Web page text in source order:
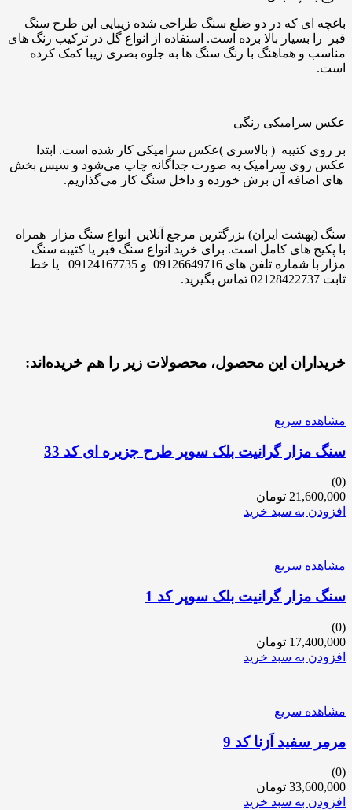
باغچه ای که در دو ضلع سنگ طراحی شده زیبایی این طرح سنگ
قبر را بسیار بالا برده است. استفاده از انواع گل در ترکیب رنگ های
مناسب و هماهنگ با رنگ سنگ ها به جلوه بصری زیبا کمک کرده
است.
عکس سرامیکی رنگی
بر روی کتیبه ( بالاسری )عکس سرامیکی کار شده است. ابتدا
عکس روی سرامیک به صورت جداگانه چاپ می‌‌شود و سپس بخش
های اضافه آن برش خورده و داخل سنگ کار می‌گذاریم.
سنگ (بهشت ایران) بزرگترین مرجع آنلاین انواع سنگ مزار همراه
با پکیج های کامل است. برای خرید انواع سنگ قبر یا کتیبه سنگ
مزار با شماره تلفن های 09126649716 و 09124167735 یا خط
ثابت 02128422737 تماس بگیرید.
خریداران این محصول، محصولات زیر را هم خریده‌اند:
مشاهده سریع
سنگ مزار گرانیت بلک سوپر طرح جزیره ای کد 33
(0)
21,600,000 تومان
افزودن به سبد خرید
مشاهده سریع
سنگ مزار گرانیت بلک سوپر کد 1
(0)
17,400,000 تومان
افزودن به سبد خرید
مشاهده سریع
مرمر سفید اَزنا کد 9
(0)
33,600,000 تومان
افزودن به سبد خرید